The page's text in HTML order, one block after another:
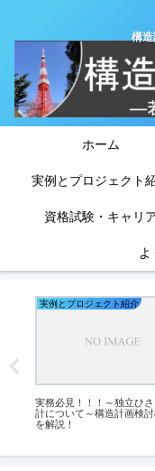
構造
ホーム
実例とプロジェクト
資格試験・キャリ
よ
実例とプロジェクト紹介
実務必見！！！～独立ひ
計について～構造計画検
を解説！